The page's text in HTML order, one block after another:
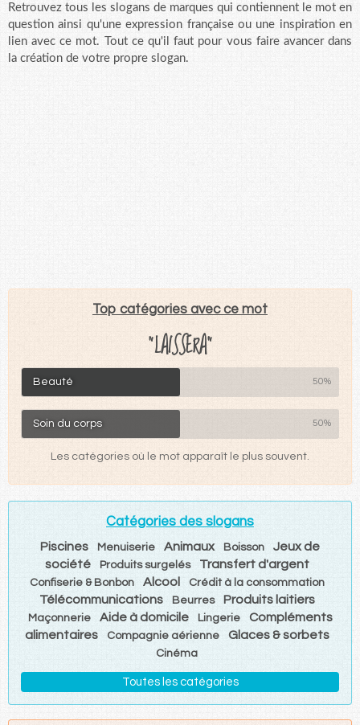
Retrouvez tous les slogans de marques qui contiennent le mot en
question ainsi qu'une expression française ou une inspiration en
lien avec ce mot. Tout ce qu'il faut pour vous faire avancer dans
la création de votre propre slogan.
Top catégories avec ce mot
"LAISSERA"
Beauté 50%
Soin du corps 50%
Les catégories où le mot apparaît le plus souvent.
Catégories des slogans
Piscines Menuiserie Animaux Boisson
Jeux de
société
Produits surgelés Transfert d'argent
Confiserie & Bonbon Alcool Crédit à la consommation
Télécommunications Beurres Produits laitiers
Maçonnerie Aide à domicile Lingerie
Compléments
alimentaires
Compagnie aérienne Glaces & sorbets
Cinéma
Toutes les catégories